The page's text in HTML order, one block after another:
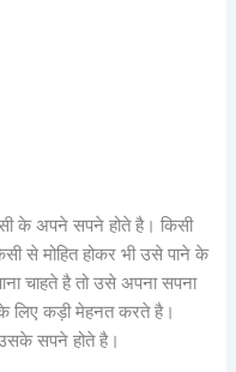
के अपने सपने होते है। किसी
से मोहित होकर भी उसे पाने के
चाहते है तो उसे अपना सपना
लिए कड़ी मेहनत करते है।
सपने होते है।